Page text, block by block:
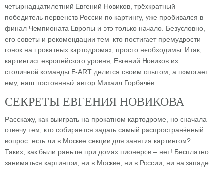
четырнадцатилетний Евгений Новиков, трёхкратный
победитель первенств России по картингу, уже пробивался в
финал Чемпионата Европы и это только начало. Безусловно,
его советы и рекомендации тем, кто постигает премудрости
гонок на прокатных картодромах, просто необходимы. Итак,
картингист европейского уровня, Евгений Новиков из
столичной команды E-ART делится своим опытом, а помогает
ему, наш постоянный автор Михаил Горбачёв.
СЕКРЕТЫ ЕВГЕНИЯ НОВИКОВА
Расскажу, как выиграть на прокатном картодроме, но сначала
отвечу тем, кто собирается задать самый распространённый
вопрос: есть ли в Москве секции для занятия картингом?
Таких, как были раньше при домах пионеров – нет! Бесплатно
заниматься картингом, ни в Москве, ни в России, ни на западе